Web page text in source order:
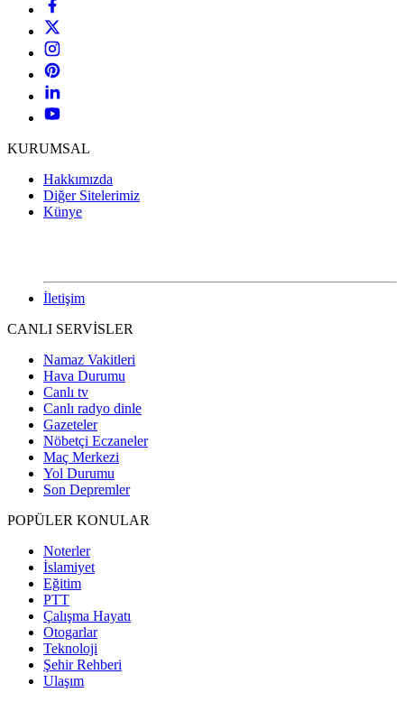
KURUMSAL
Hakkımızda
Diğer Sitelerimiz
Künye
İletişim
CANLI SERVİSLER
Namaz Vakitleri
Hava Durumu
Canlı tv
Canlı radyo dinle
Gazeteler
Nöbetçi Eczaneler
Maç Merkezi
Yol Durumu
Son Depremler
POPÜLER KONULAR
Noterler
İslamiyet
Eğitim
PTT
Çalışma Hayatı
Otogarlar
Teknoloji
Şehir Rehberi
Ulaşım